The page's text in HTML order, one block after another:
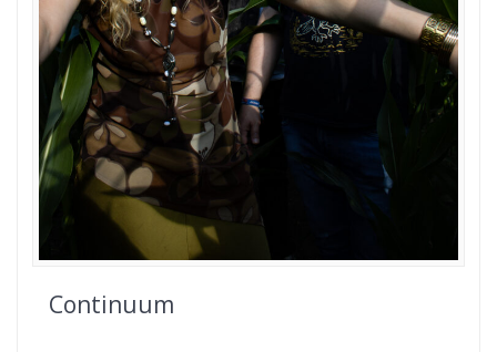
Continuum